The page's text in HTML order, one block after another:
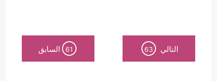
التالي 63
61 السابق